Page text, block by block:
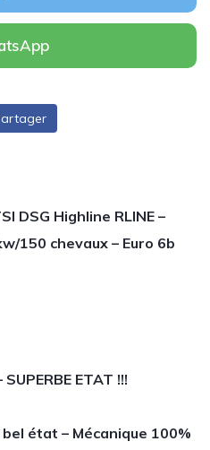
DSG Highline RLINE –
150 chevaux – Euro 6b
SUPERBE ETAT !!!
état – Mécanique 100%